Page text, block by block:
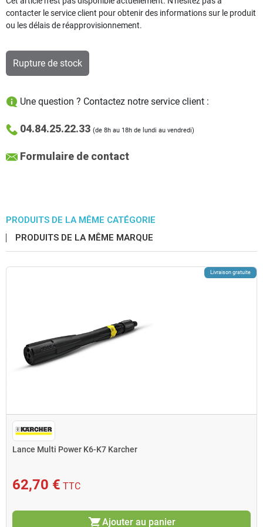
contacter le service client pour obtenir des informations sur le produit
ou les délais de réapprovisionnement.
Rupture de stock
Une question ? Contactez notre service client :
04.84.25.22.33 (de 8h au 18h de lundi au vendredi)
Formulaire de contact
PRODUITS DE LA MÊME CATÉGORIE
PRODUITS DE LA MÊME MARQUE
Livraison gratuite
Lance Multi Power K6-K7 Karcher
62,70 € TTC
shopping_cartAjouter au panier